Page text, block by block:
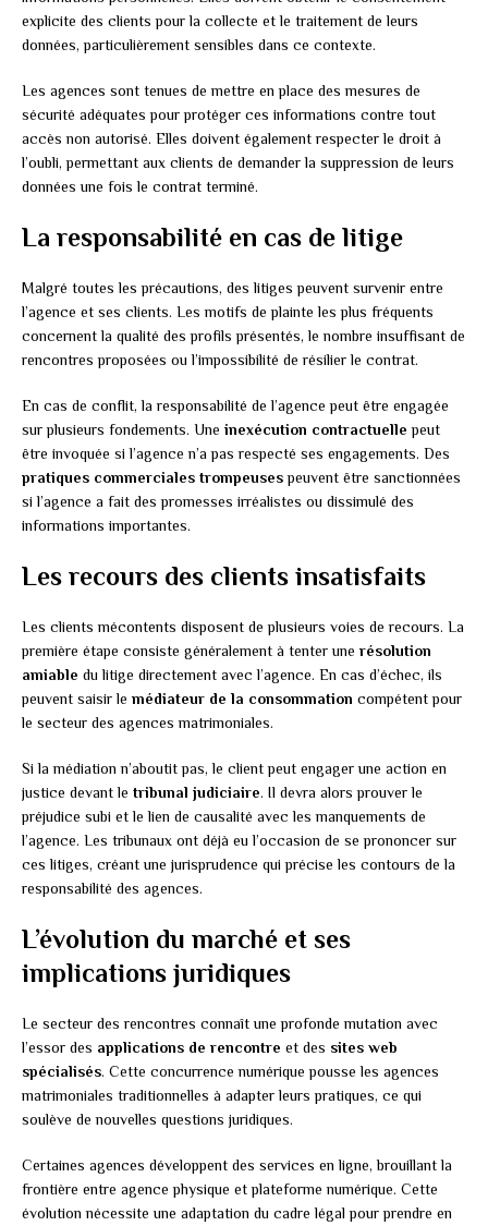
explicite des clients pour la collecte et le traitement de leurs
données, particulièrement sensibles dans ce contexte.
Les agences sont tenues de mettre en place des mesures de
sécurité adéquates pour protéger ces informations contre tout
accès non autorisé. Elles doivent également respecter le droit à
l’oubli, permettant aux clients de demander la suppression de leurs
données une fois le contrat terminé.
La responsabilité en cas de litige
Malgré toutes les précautions, des litiges peuvent survenir entre
l’agence et ses clients. Les motifs de plainte les plus fréquents
concernent la qualité des profils présentés, le nombre insuffisant de
rencontres proposées ou l’impossibilité de résilier le contrat.
En cas de conflit, la responsabilité de l’agence peut être engagée
sur plusieurs fondements. Une inexécution contractuelle peut
être invoquée si l’agence n’a pas respecté ses engagements. Des
pratiques commerciales trompeusespeuvent être sanctionnées
si l’agence a fait des promesses irréalistes ou dissimulé des
informations importantes.
Les recours des clients insatisfaits
Les clients mécontents disposent de plusieurs voies de recours. La
première étape consiste généralement à tenter une résolution
amiable du litige directement avec l’agence. En cas d’échec, ils
peuvent saisir le médiateur de la consommation compétent pour
le secteur des agences matrimoniales.
Si la médiation n’aboutit pas, le client peut engager une action en
justice devant le tribunal judiciaire. Il devra alors prouver le
préjudice subi et le lien de causalité avec les manquements de
l’agence. Les tribunaux ont déjà eu l’occasion de se prononcer sur
ces litiges, créant une jurisprudence qui précise les contours de la
responsabilité des agences.
L’évolution du marché et ses
implications juridiques
Le secteur des rencontres connaît une profonde mutation avec
l’essor des applications de rencontre et des sites web
spécialisés. Cette concurrence numérique pousse les agences
matrimoniales traditionnelles à adapter leurs pratiques, ce qui
soulève de nouvelles questions juridiques.
Certaines agences développent des services en ligne, brouillant la
frontière entre agence physique et plateforme numérique. Cette
évolution nécessite une adaptation du cadre légal pour prendre en